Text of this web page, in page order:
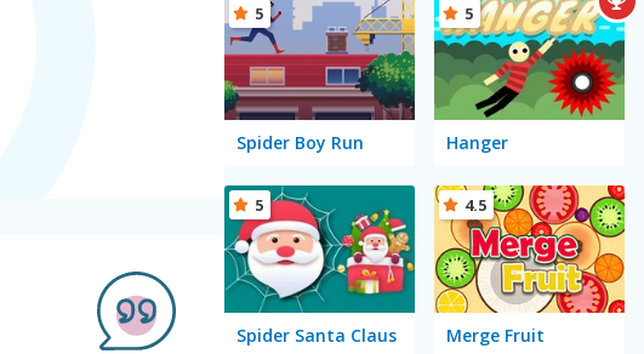
Spider Boy Run
5
Hanger
5
Spider Santa Claus
5
Merge Fruit
4.5